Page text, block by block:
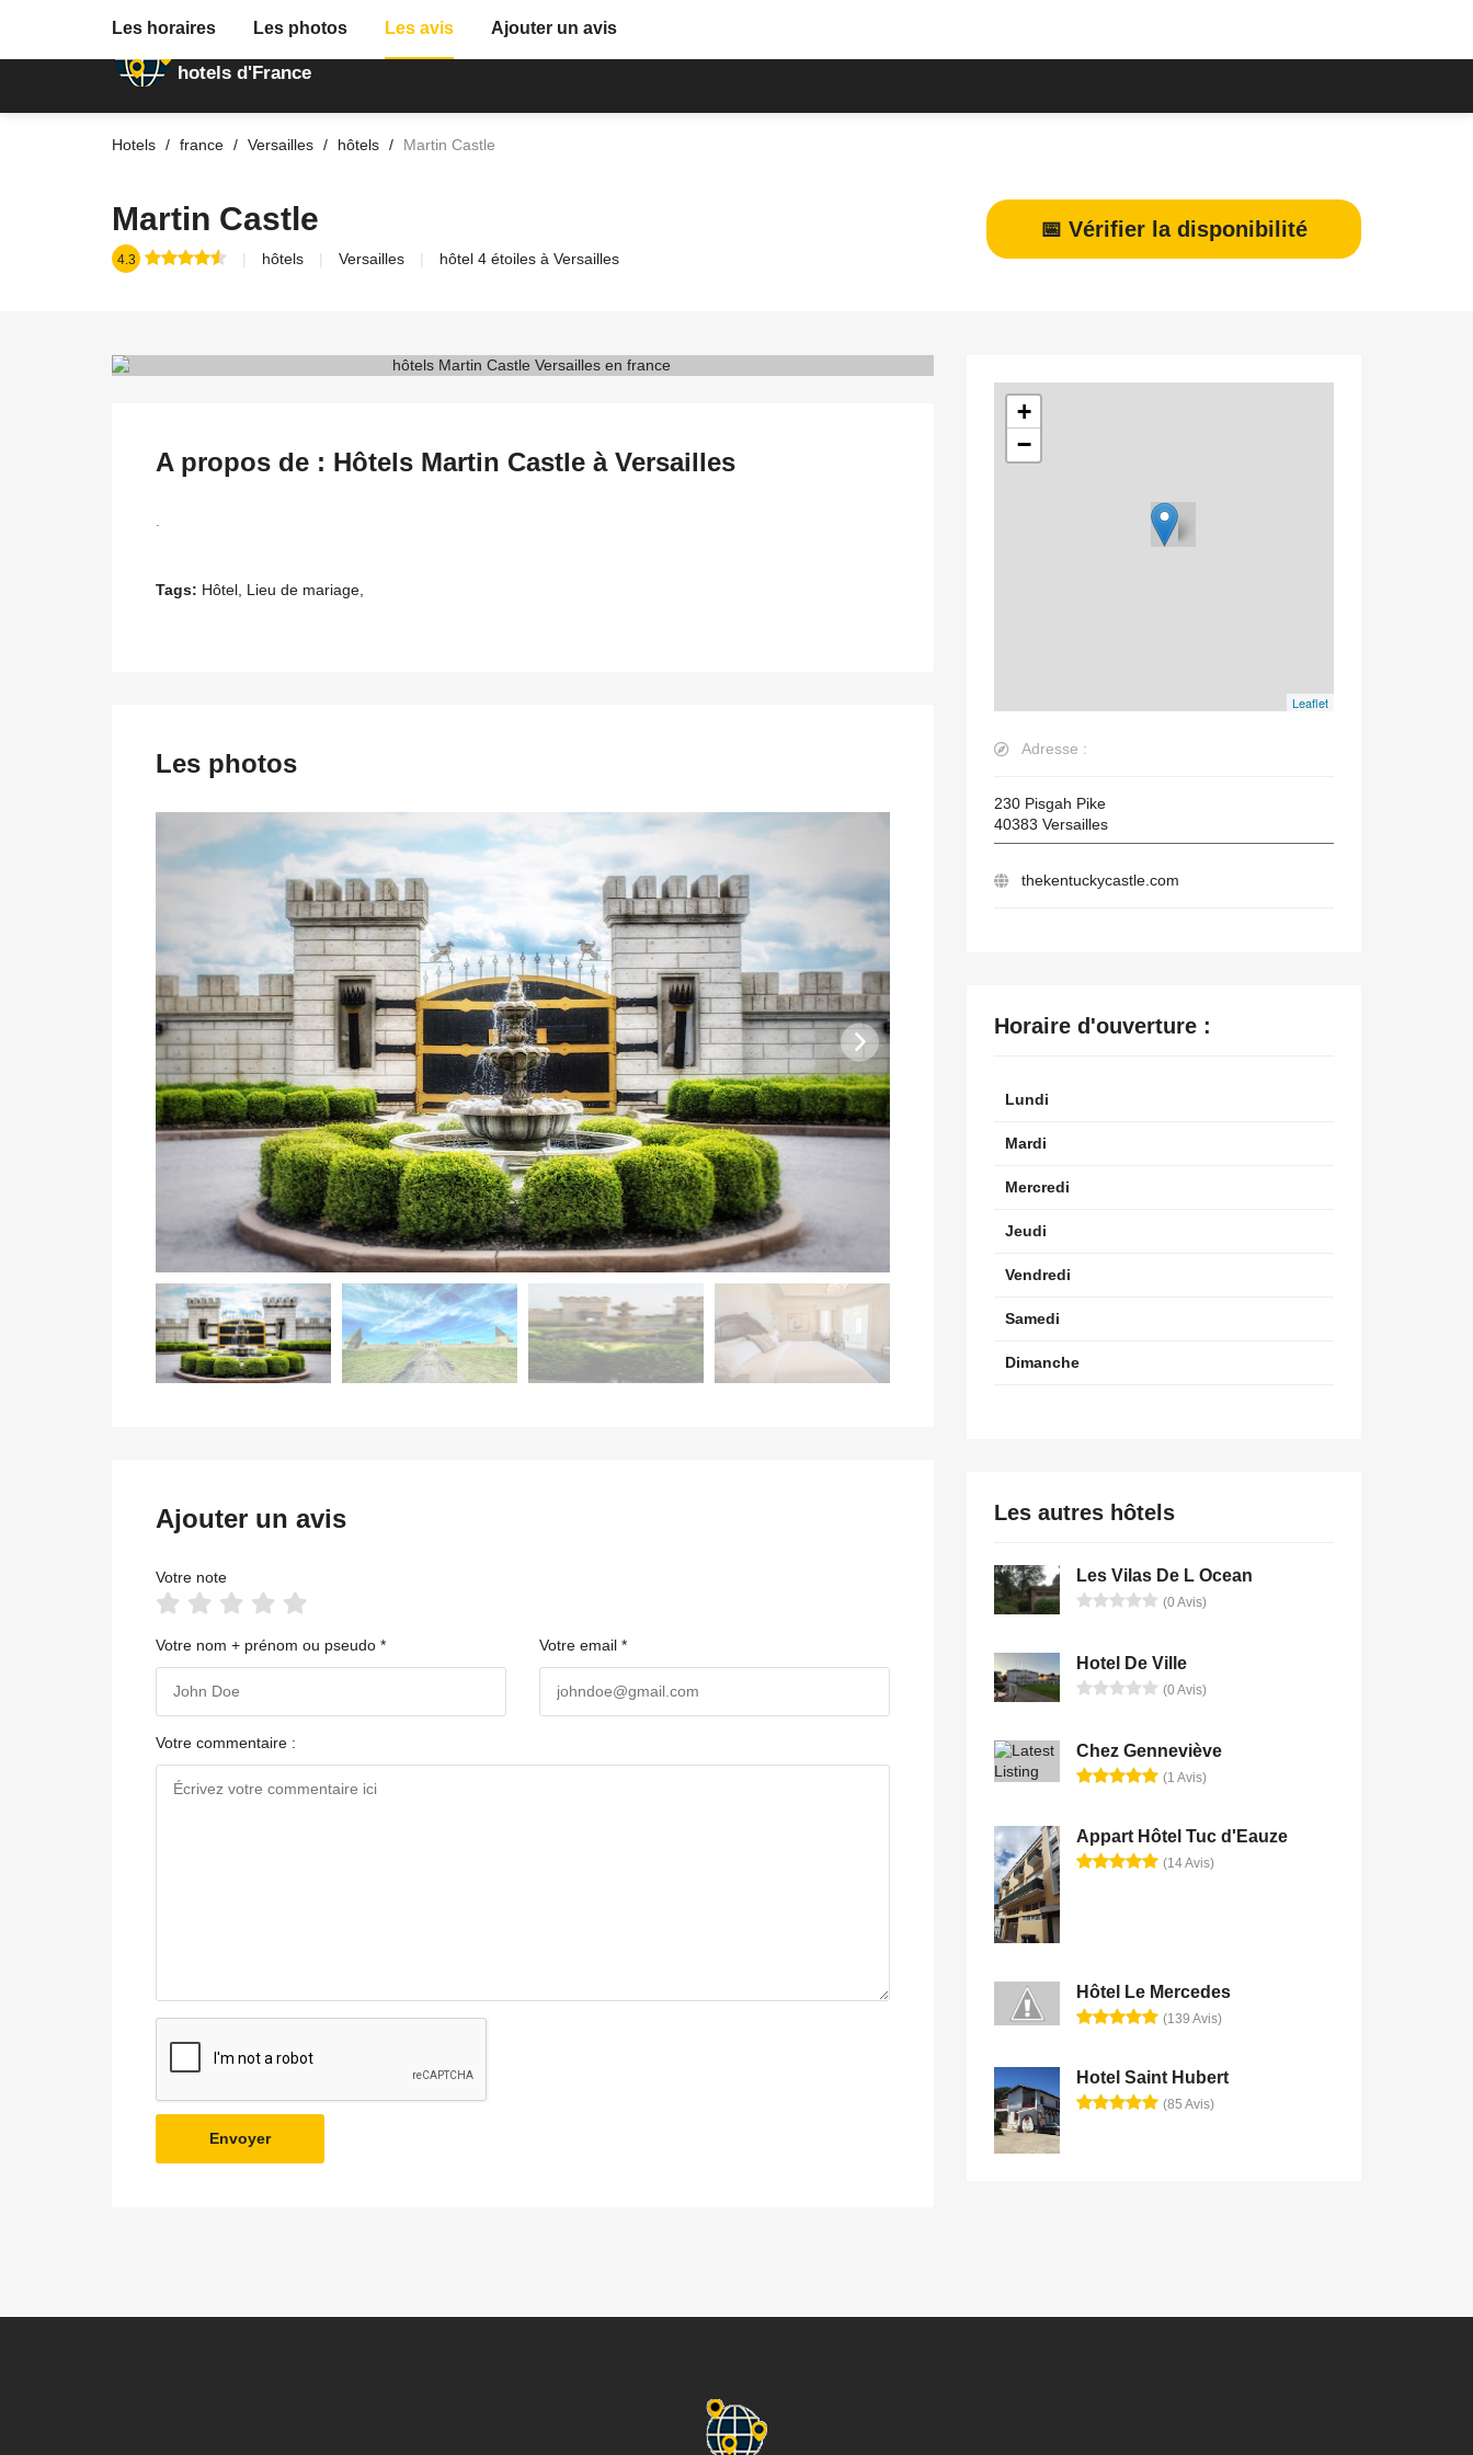
Annuaire des
hotels d'France
Hotels france Versailles hôtels Martin Castle
Martin Castle
4.3 hôtels Versailles hôtel 4 étoiles à Versailles
📅 Vérifier la disponibilité
Les horaires Les photos Les avis Ajouter un avis
A propos de : Hôtels Martin Castle à Versailles
Tags: Hôtel, Lieu de mariage,
Les photos
Ajouter un avis
Votre note
Votre nom + prénom ou pseudo * Votre email *
Votre commentaire :
Envoyer
+
−
Leaflet
Adresse :
230 Pisgah Pike
40383 Versailles
thekentuckycastle.com
Horaire d'ouverture :
Lundi
Mardi
Mercredi
Jeudi
Vendredi
Samedi
Dimanche
Les autres hôtels
Les Vilas De L Ocean
(0 Avis)
Hotel De Ville
(0 Avis)
Chez Genneviève
(1 Avis)
Appart Hôtel Tuc d'Eauze
(14 Avis)
Hôtel Le Mercedes
(139 Avis)
Hotel Saint Hubert
(85 Avis)